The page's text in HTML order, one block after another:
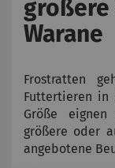
größere
Warane
Frostratten
Futtertieren in
Größe
größere oder
angebotene